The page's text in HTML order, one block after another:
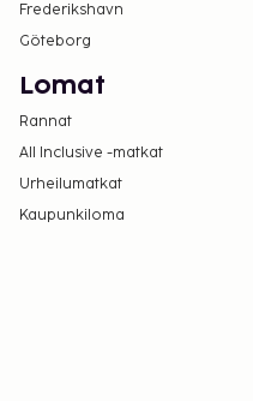
Frederikshavn
Göteborg
Lomat
Rannat
All Inclusive -matkat
Urheilumatkat
Kaupunkiloma